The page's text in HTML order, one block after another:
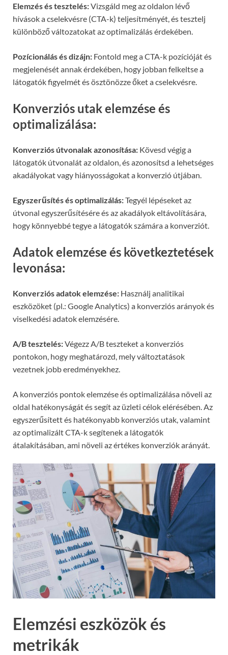
Elemzés és tesztelés:Vizsgáld meg az oldalon lévő
hívások a cselekvésre (CTA-k) teljesítményét, és tesztelj
különböző változatokat az optimalizálás érdekében.
Pozícionálás és dizájn: Fontold meg a CTA-k pozícióját és
megjelenését annak érdekében, hogy jobban felkeltse a
látogatók figyelmét és ösztönözze őket a cselekvésre.
Konverziós utak elemzése és
optimalizálása:
Konverziós útvonalak azonosítása: Kövesd végig a
látogatók útvonalát az oldalon, és azonosítsd a lehetséges
akadályokat vagy hiányosságokat a konverzió útjában.
Egyszerűsítés és optimalizálás:Tegyél lépéseket az
útvonal egyszerűsítésére és az akadályok eltávolítására,
hogy könnyebbé tegye a látogatók számára a konverziót.
Adatok elemzése és következtetések
levonása:
Konverziós adatok elemzése: Használj analitikai
eszközöket (pl.: Google Analytics) a konverziós arányok és
viselkedési adatok elemzésére.
A/B tesztelés:Végezz A/B teszteket a konverziós
pontokon, hogy meghatározd, mely változtatások
vezetnek jobb eredményekhez.
A konverziós pontok elemzése és optimalizálása növeli az
oldal hatékonyságát és segít az üzleti célok elérésében. Az
egyszerűsített és hatékonyabb konverziós utak, valamint
az optimalizált CTA-k segítenek a látogatók
átalakításában, ami növeli az értékes konverziók arányát.
Elemzési eszközök és
metrikák